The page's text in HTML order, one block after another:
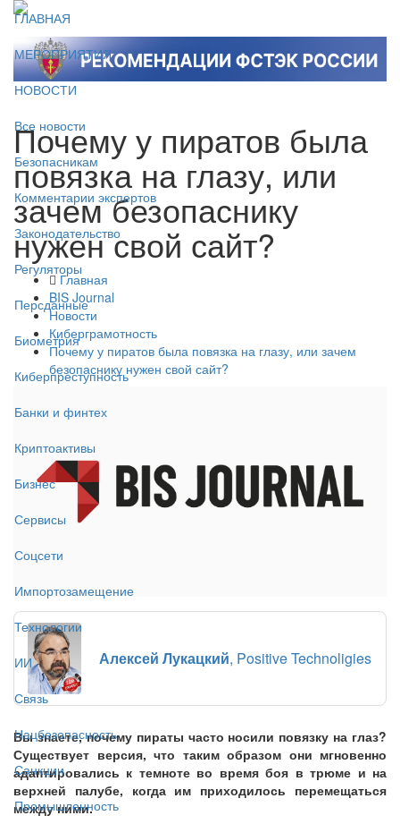
ГЛАВНАЯ
МЕРОПРИЯТИЯ
НОВОСТИ
Все новости
Безопасникам
Комментарии экспертов
Законодательство
Регуляторы
Персданные
Биометрия
Киберпреступность
Банки и финтех
Криптоактивы
Бизнес
Сервисы
Соцсети
Импортозамещение
Технологии
ИИ
Связь
Нацбезопасность
Санкции
Промышленность
Почему у пиратов была
повязка на глазу, или
зачем безопаснику
нужен свой сайт?
Главная
BIS Journal
Новости
Киберграмотность
Почему у пиратов была повязка на глазу, или зачем
безопаснику нужен свой сайт?
Алексей Лукацкий, Positive Technoligies
Вы знаете, почему пираты часто носили повязку на глаз?
Существует версия, что таким образом они мгновенно
адаптировались к темноте во время боя в трюме и на
верхней палубе, когда им приходилось перемещаться
между ними.